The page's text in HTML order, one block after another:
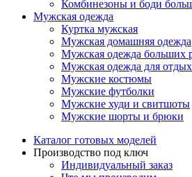
Комбинезоны и боди
Мужская одежда
Куртка мужская
Мужская домашняя одежда
Мужская одежда больших
Мужская одежда для
Мужские костюмы
Мужские футболки
Мужские худи и свитшоты
Мужские шорты и брюки
Каталог готовых моделей
Производство под ключ
Индивидуальный заказ